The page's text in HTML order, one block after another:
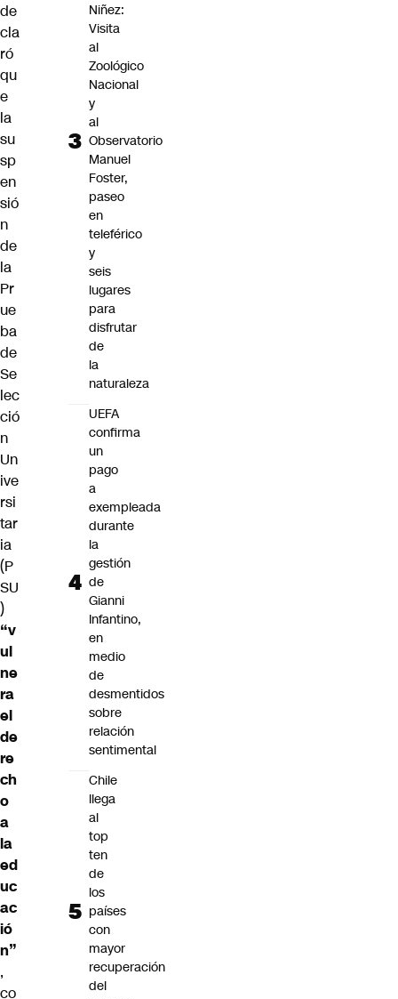
de
cla
ró
qu
e
la
su
sp
en
sió
n
de
la
Pr
ue
ba
de
Se
lec
ció
n
Un
ive
rsi
tar
ia
(P
SU
)
“v
ul
ne
ra
el
de
re
ch
o
a
la
ed
uc
ac
ió
n”
,
co
Niñez:
Visita
al
Zoológico
Nacional
y
al
Observatorio
Manuel
Foster,
paseo
en
teleférico
y
seis
lugares
para
disfrutar
de
la
naturaleza
UEFA
confirma
un
pago
a
exempleada
durante
la
gestión
de
Gianni
Infantino,
en
medio
de
desmentidos
sobre
relación
sentimental
Chile
llega
al
top
ten
de
los
países
con
mayor
recuperación
del